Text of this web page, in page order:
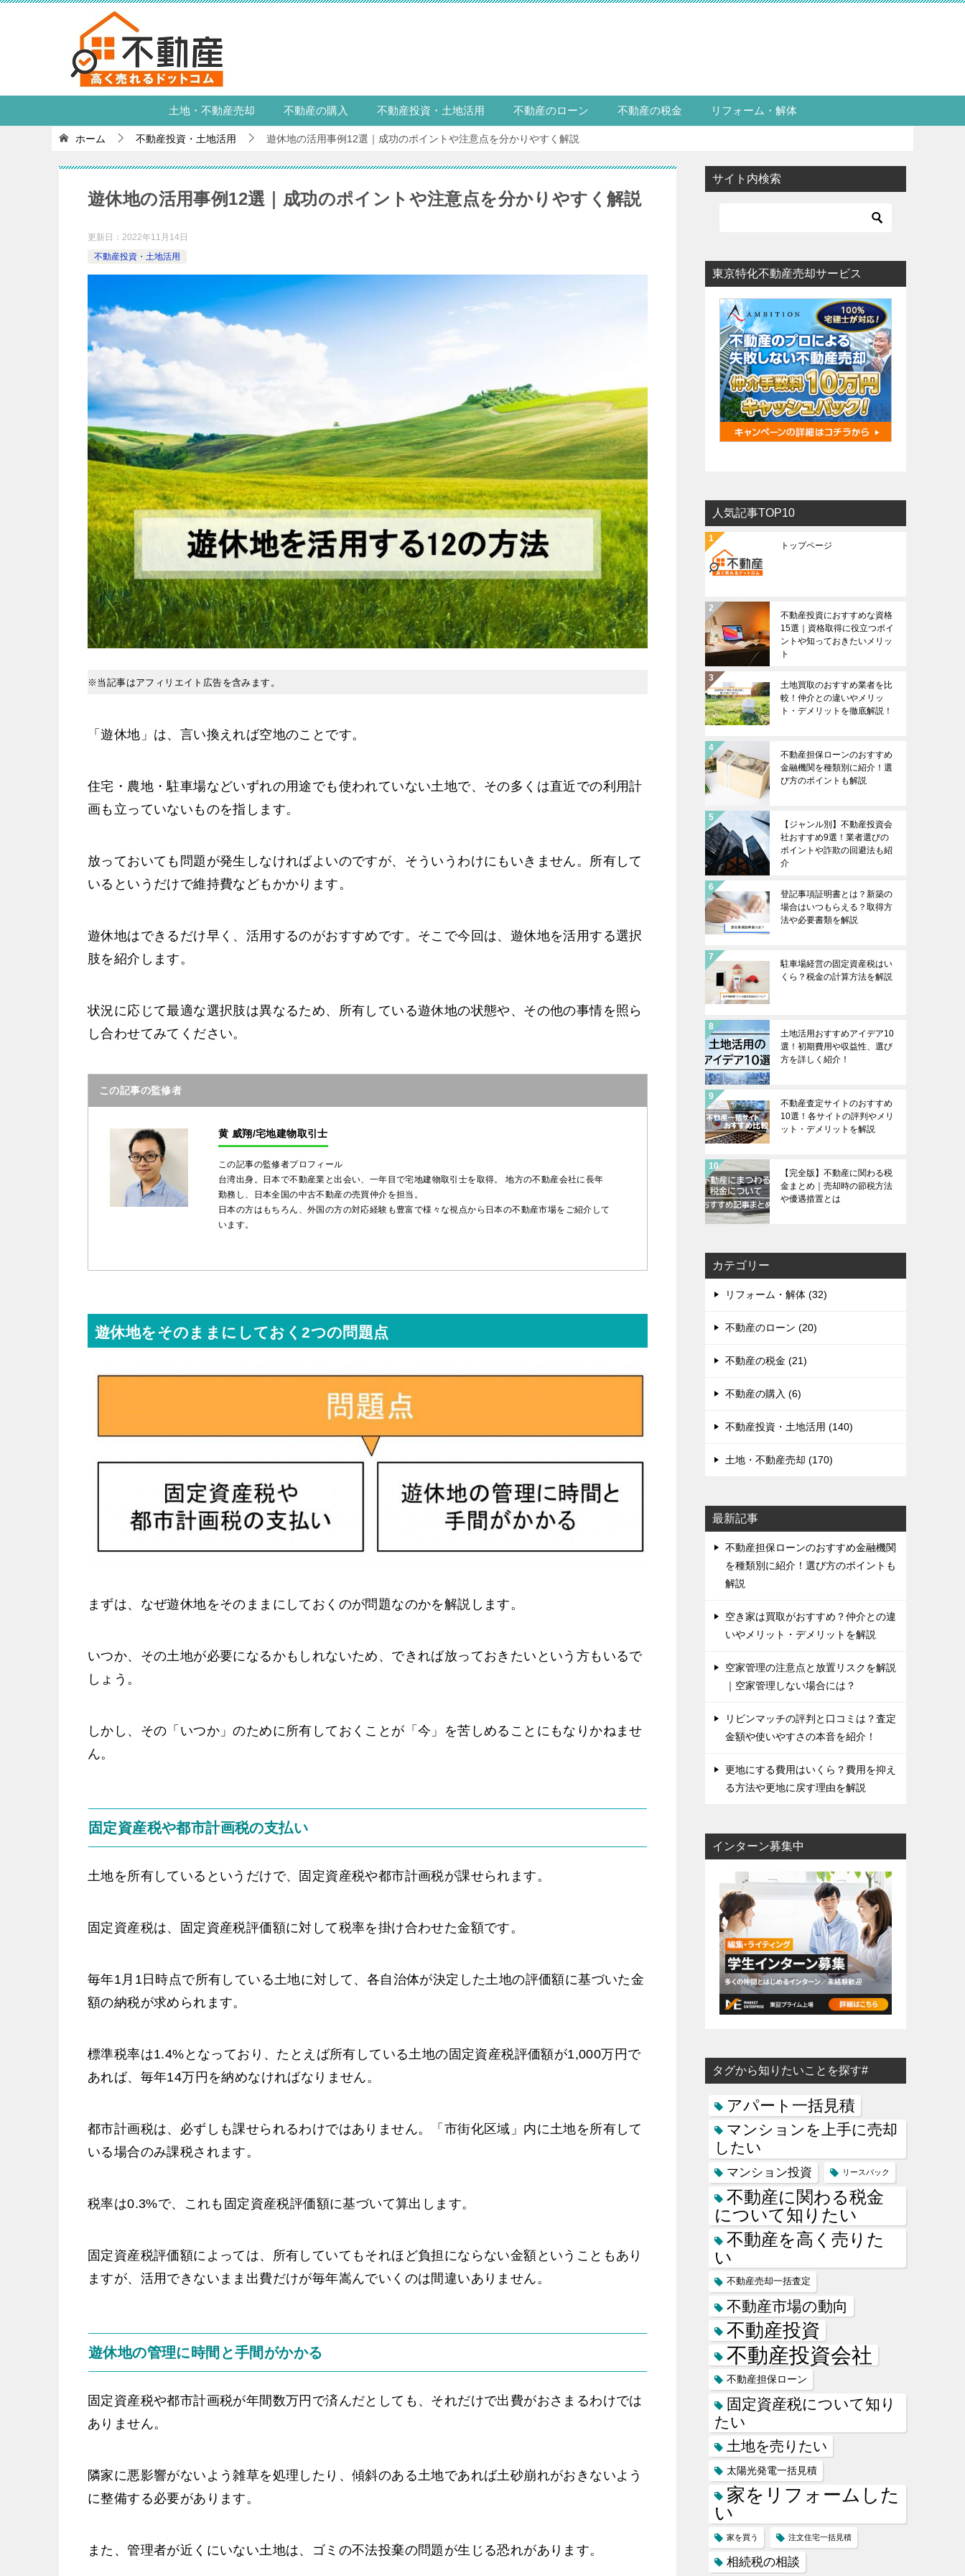
土地・不動産売却 不動産の購入 不動産投資・土地活用 不動産のローン 不動産の税金 リフォーム・解体
ホーム 不動産投資・土地活用 遊休地の活用事例12選｜成功のポイントや注意点を分かりやすく解説
遊休地の活用事例12選｜成功のポイントや注意点を分かりやすく解説
更新日： 2022年11月14日
不動産投資・土地活用
※当記事はアフィリエイト広告を含みます。
「遊休地」は、言い換えれば空地のことです。
住宅・農地・駐車場などいずれの用途でも使われていない土地で、その多くは直近での利用計
画も立っていないものを指します。
放っておいても問題が発生しなければよいのですが、そういうわけにもいきません。所有して
いるというだけで維持費などもかかります。
遊休地はできるだけ早く、活用するのがおすすめです。そこで今回は、遊休地を活用する選択
肢を紹介します。
状況に応じて最適な選択肢は異なるため、所有している遊休地の状態や、その他の事情を照ら
し合わせてみてください。
この記事の監修者
黄 威翔/宅地建物取引士
この記事の監修者プロフィール
台湾出身。日本で不動産業と出会い、一年目で宅地建物取引士を取得。 地方の不動産会社に長年
勤務し、日本全国の中古不動産の売買仲介を担当。
日本の方はもちろん、外国の方の対応経験も豊富で様々な視点から日本の不動産市場をご紹介して
います。
遊休地をそのままにしておく2つの問題点
まずは、なぜ遊休地をそのままにしておくのが問題なのかを解説します。
いつか、その土地が必要になるかもしれないため、できれば放っておきたいという方もいるで
しょう。
しかし、その「いつか」のために所有しておくことが「今」を苦しめることにもなりかねませ
ん。
固定資産税や都市計画税の支払い
土地を所有しているというだけで、固定資産税や都市計画税が課せられます。
固定資産税は、固定資産税評価額に対して税率を掛け合わせた金額です。
毎年1月1日時点で所有している土地に対して、各自治体が決定した土地の評価額に基づいた金
額の納税が求められます。
標準税率は1.4%となっており、たとえば所有している土地の固定資産税評価額が1,000万円で
あれば、毎年14万円を納めなければなりません。
都市計画税は、必ずしも課せられるわけではありません。「市街化区域」内に土地を所有して
いる場合のみ課税されます。
税率は0.3%で、これも固定資産税評価額に基づいて算出します。
固定資産税評価額によっては、所有していてもそれほど負担にならない金額ということもあり
ますが、活用できないまま出費だけが毎年嵩んでいくのは間違いありません。
遊休地の管理に時間と手間がかかる
固定資産税や都市計画税が年間数万円で済んだとしても、それだけで出費がおさまるわけでは
ありません。
隣家に悪影響がないよう雑草を処理したり、傾斜のある土地であれば土砂崩れがおきないよう
に整備する必要があります。
また、管理者が近くにいない土地は、ゴミの不法投棄の問題が生じる恐れがあります。
サイト内検索
東京特化不動産売却サービス
人気記事TOP10
トップページ
不動産投資におすすめな資格
15選｜資格取得に役立つポイ
ントや知っておきたいメリッ
ト
土地買取のおすすめ業者を比
較！仲介との違いやメリッ
ト・デメリットを徹底解説！
不動産担保ローンのおすすめ
金融機関を種類別に紹介！選
び方のポイントも解説
【ジャンル別】不動産投資会
社おすすめ9選！業者選びの
ポイントや詐欺の回避法も紹
介
登記事項証明書とは？新築の
場合はいつもらえる？取得方
法や必要書類を解説
駐車場経営の固定資産税はい
くら？税金の計算方法を解説
土地活用おすすめアイデア10
選！初期費用や収益性、選び
方を詳しく紹介！
不動産査定サイトのおすすめ
10選！各サイトの評判やメリ
ット・デメリットを解説
【完全版】不動産に関わる税
金まとめ｜売却時の節税方法
や優遇措置とは
カテゴリー
リフォーム・解体 (32)
不動産のローン (20)
不動産の税金 (21)
不動産の購入 (6)
不動産投資・土地活用 (140)
土地・不動産売却 (170)
最新記事
不動産担保ローンのおすすめ金融機関
を種類別に紹介！選び方のポイントも
解説
空き家は買取がおすすめ？仲介との違
いやメリット・デメリットを解説
空家管理の注意点と放置リスクを解説
｜空家管理しない場合には？
リビンマッチの評判と口コミは？査定
金額や使いやすさの本音を紹介！
更地にする費用はいくら？費用を抑え
る方法や更地に戻す理由を解説
インターン募集中
タグから知りたいことを探す#
アパート一括見積
マンションを上手に売却
したい
マンション投資 リースバック
不動産に関わる税金
について知りたい
不動産を高く売りた
い
不動産売却一括査定
不動産市場の動向
不動産投資
不動産投資会社
不動産担保ローン
固定資産税について知り
たい
土地を売りたい
太陽光発電一括見積
家をリフォームした
い
家を買う 注文住宅一括見積
相続税の相談